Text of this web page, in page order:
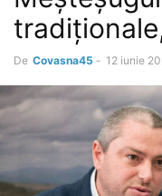
De Covasna45 - 12 iunie